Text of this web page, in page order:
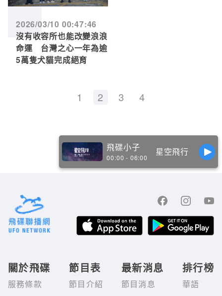
2026/03/10 00:47:46
沒有收容所也能改變浪浪
命運 台灣之心一年為逾
5萬隻犬貓完成絕育
1 2 3 4
飛碟小子
00:00 - 06:00
星空飛行
關於飛碟
服務條款
節目表
節目介紹
最新消息
節目消息
排行榜
華語